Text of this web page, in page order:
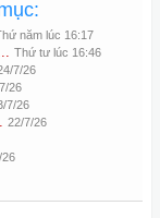
năm lúc 16:17
Thứ tư lúc 16:46
7/26
26
7/26
22/7/26
26